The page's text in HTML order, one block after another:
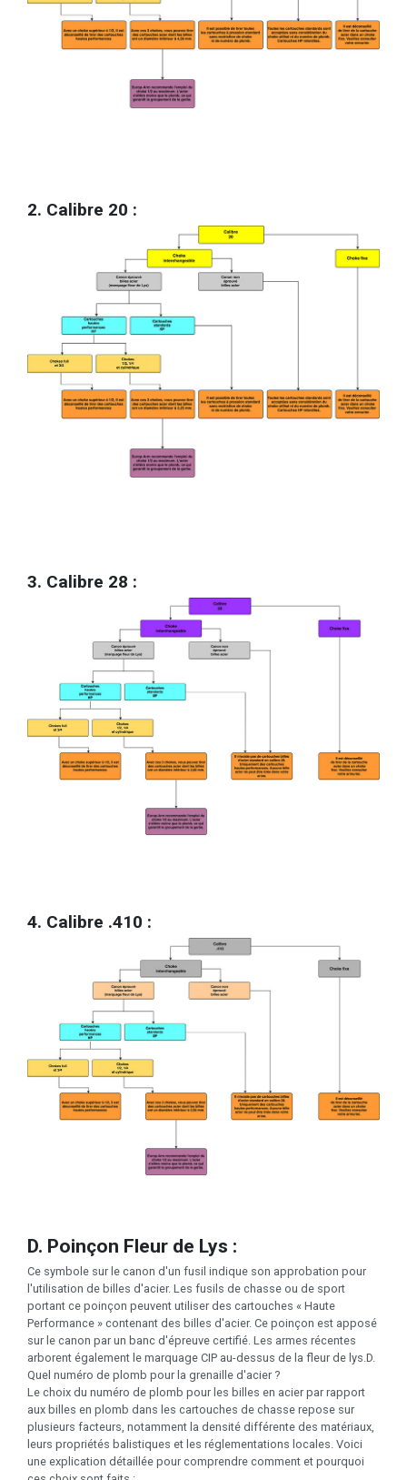
2. Calibre 20 :
3. Calibre 28 :
4. Calibre .410 :
D. Poinçon Fleur de Lys :
Ce symbole sur le canon d'un fusil indique son approbation pour
l'utilisation de billes d'acier. Les fusils de chasse ou de sport
portant ce poinçon peuvent utiliser des cartouches « Haute
Performance » contenant des billes d'acier. Ce poinçon est apposé
sur le canon par un banc d'épreuve certifié. Les armes récentes
arborent également le marquage CIP au-dessus de la fleur de lys.D.
Quel numéro de plomb pour la grenaille d'acier ?
Le choix du numéro de plomb pour les billes en acier par rapport
aux billes en plomb dans les cartouches de chasse repose sur
plusieurs facteurs, notamment la densité différente des matériaux,
leurs propriétés balistiques et les réglementations locales. Voici
une explication détaillée pour comprendre comment et pourquoi